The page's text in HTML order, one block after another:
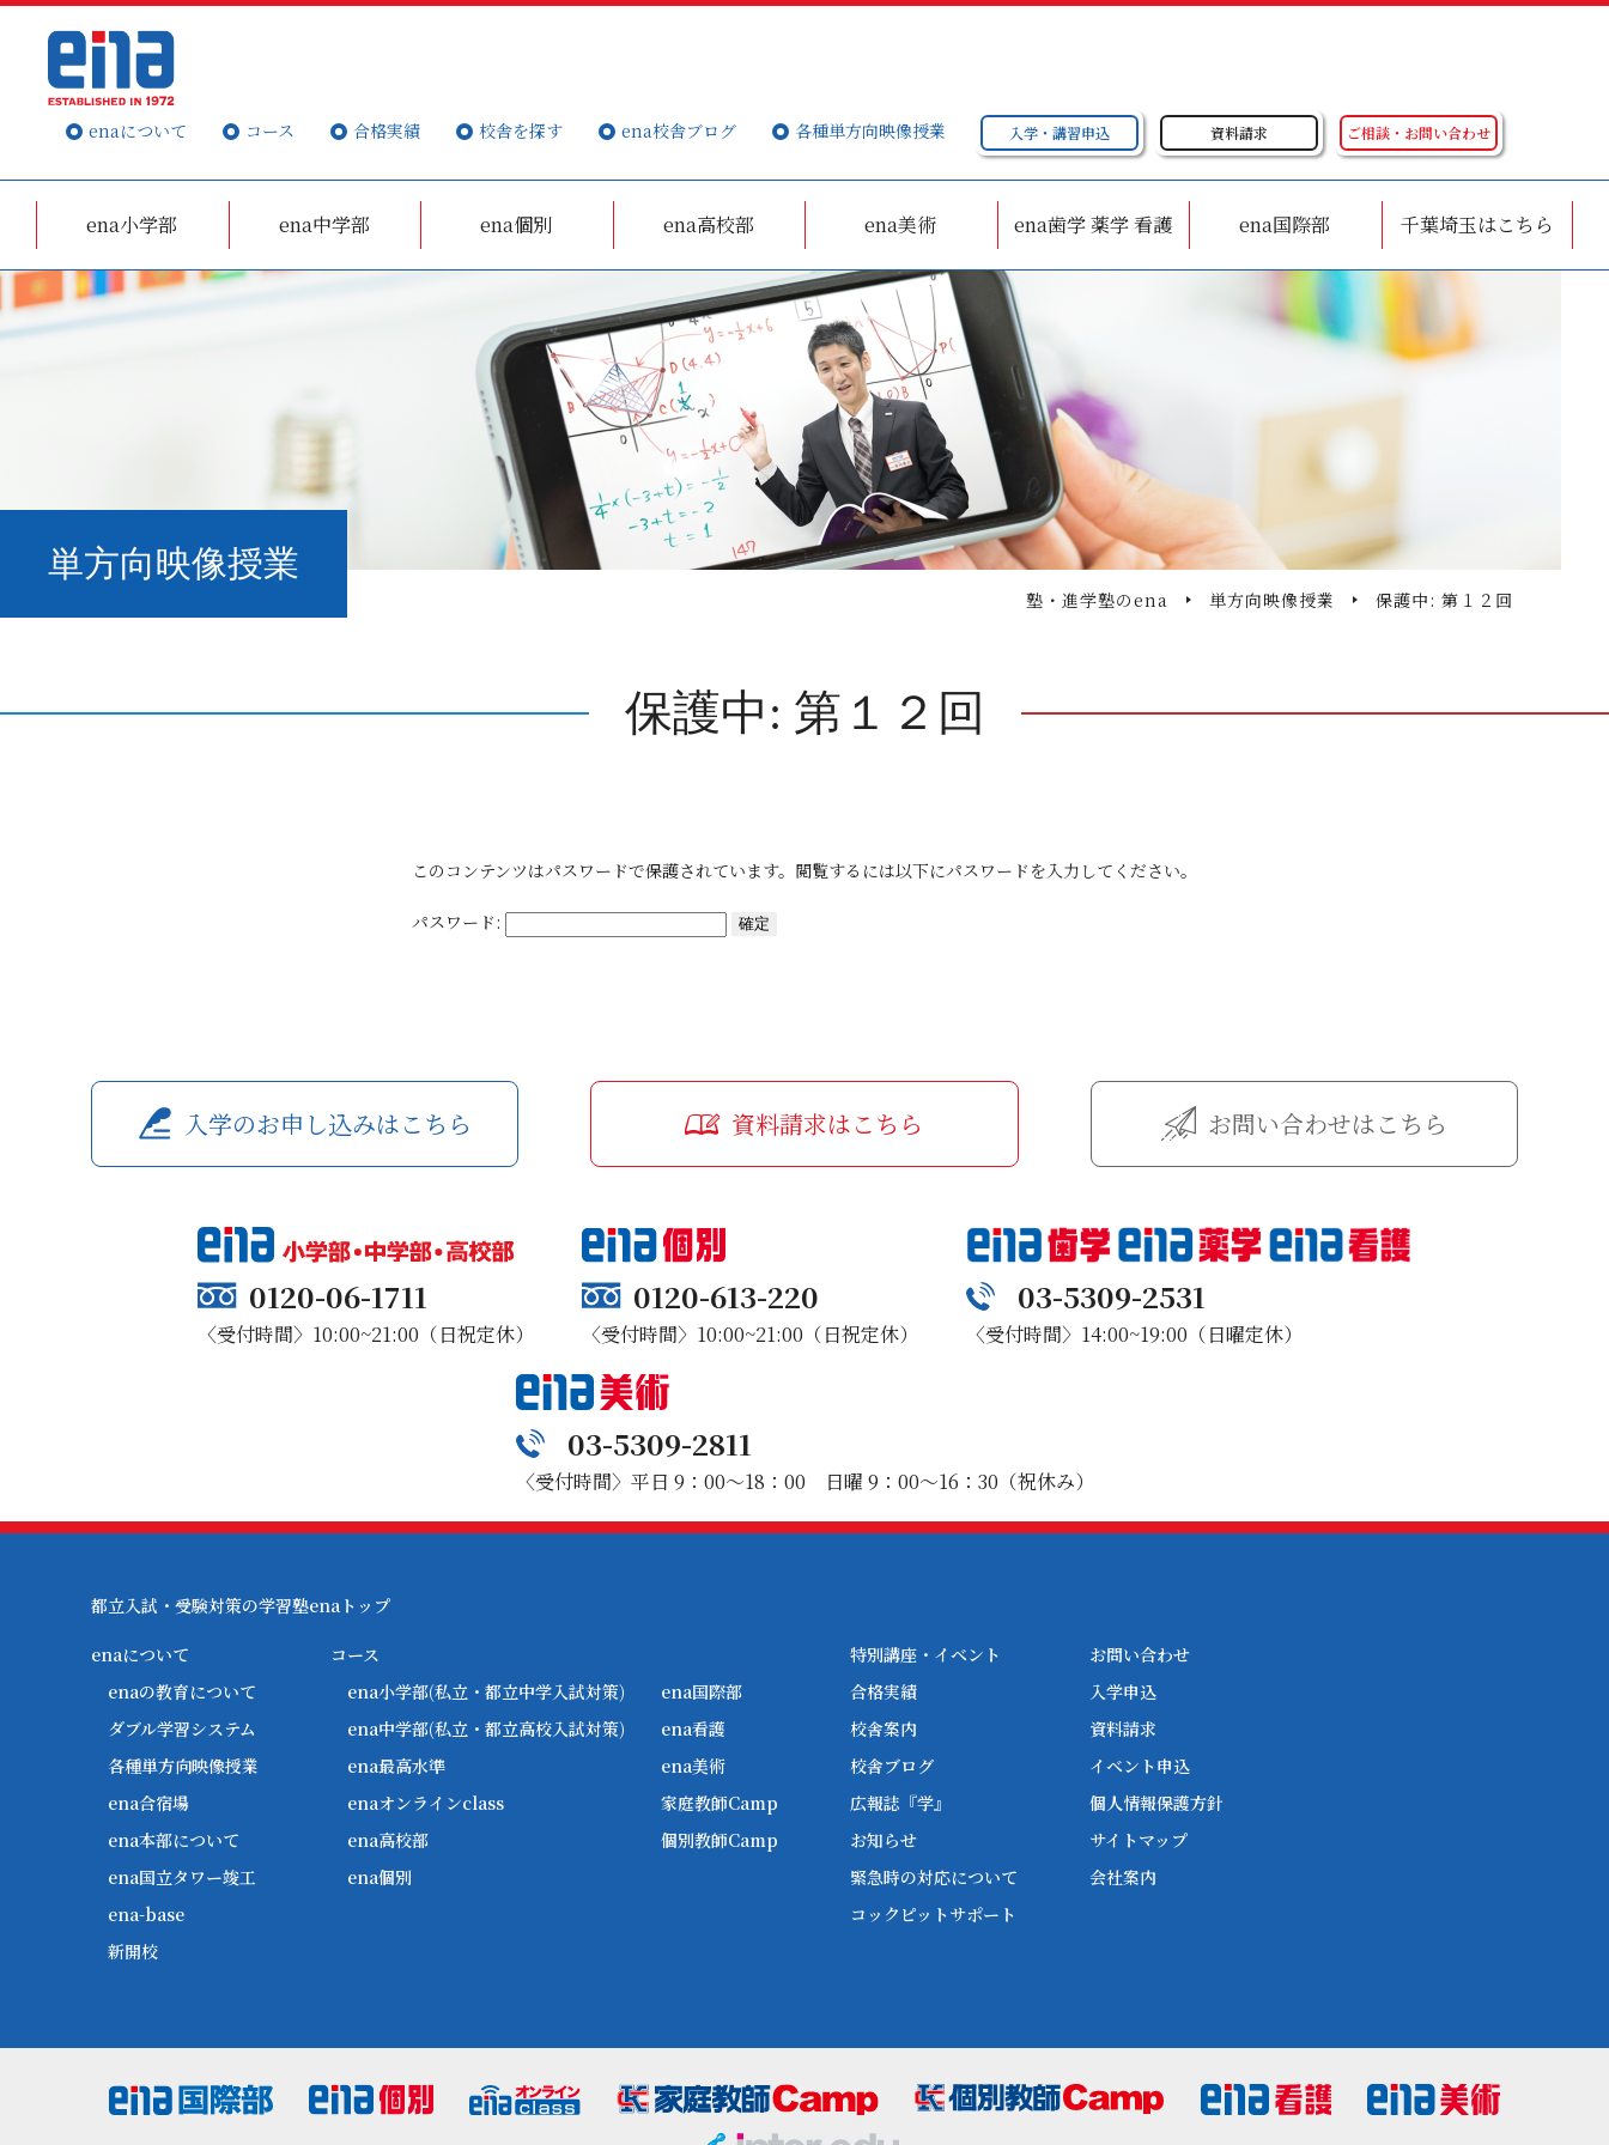
enaについて コース 合格実績 校舎を探す ena校舎ブログ 各種単方向映像授業 入学・講習申込 資料請求 ご相談・お問い合わせ
ena小学部 ena中学部 ena個別 ena高校部 ena美術 ena歯学 薬学 看護 ena国際部 千葉埼玉はこちら
単方向映像授業
塾・進学塾のena 単方向映像授業 保護中: 第１２回
保護中: 第１２回
このコンテンツはパスワードで保護されています。閲覧するには以下にパスワードを入力してください。
パスワード:
入学のお申し込みはこちら 資料請求はこちら お問い合わせはこちら
0120-06-1711
〈受付時間〉10:00~21:00（日祝定休）
0120-613-220
〈受付時間〉10:00~21:00（日祝定休）
03-5309-2531
〈受付時間〉14:00~19:00（日曜定休）
03-5309-2811
〈受付時間〉平日 9：00～18：00 日曜 9：00～16：30（祝休み）
都立入試・受験対策の学習塾enaトップ
enaについて
enaの教育について
ダブル学習システム
各種単方向映像授業
ena合宿場
ena本部について
ena国立タワー竣工
ena-base
新開校
コース
ena小学部(私立・都立中学入試対策)
ena中学部(私立・都立高校入試対策)
ena最高水準
enaオンラインclass
ena高校部
ena個別
ena国際部
ena看護
ena美術
家庭教師Camp
個別教師Camp
特別講座・イベント
合格実績
校舎案内
校舎ブログ
広報誌『学』
お知らせ
緊急時の対応について
コックピットサポート
お問い合わせ
入学申込
資料請求
イベント申込
個人情報保護方針
サイトマップ
会社案内